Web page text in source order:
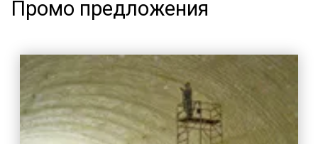
Промо предложения